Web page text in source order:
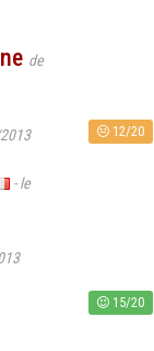
de
12/20
- le
15/20